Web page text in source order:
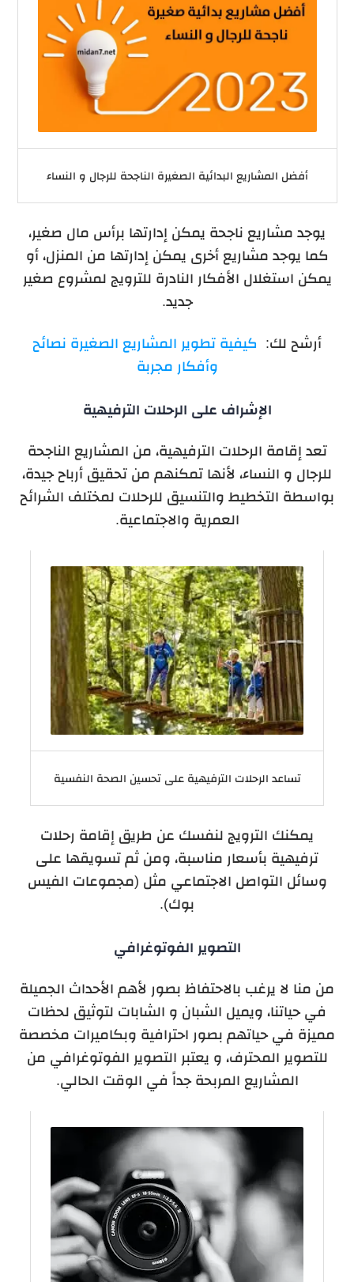
أفضل المشاريع البدائية الصغيرة الناجحة للرجال و النساء
يوجد مشاريع ناجحة يمكن إدارتها برأس مال صغير،
كما يوجد مشاريع أخرى يمكن إدارتها من المنزل، أو
يمكن استغلال الأفكار النادرة للترويج لمشروع صغير
جديد.
أرشح لك: كيفية تطوير المشاريع الصغيرة نصائح
وأفكار مجربة
الإشراف على الرحلات الترفيهية
تعد إقامة الرحلات الترفيهية، من المشاريع الناجحة
للرجال و النساء، لأنها تمكنهم من تحقيق أرباح جيدة،
بواسطة التخطيط والتنسيق للرحلات لمختلف الشرائح
العمرية والاجتماعية.
تساعد الرحلات الترفيهية على تحسين الصحة النفسية
يمكنك الترويج لنفسك عن طريق إقامة رحلات
ترفيهية بأسعار مناسبة، ومن ثم تسويقها على
وسائل التواصل الاجتماعي مثل (مجموعات الفيس
بوك).
التصوير الفوتوغرافي
من منا لا يرغب بالاحتفاظ بصور لأهم الأحداث الجميلة
في حياتنا، ويميل الشبان و الشابات لتوثيق لحظات
مميزة في حياتهم بصور احترافية وبكاميرات مخصصة
للتصوير المحترف، و يعتبر التصوير الفوتوغرافي من
المشاريع المربحة جداً في الوقت الحالي.